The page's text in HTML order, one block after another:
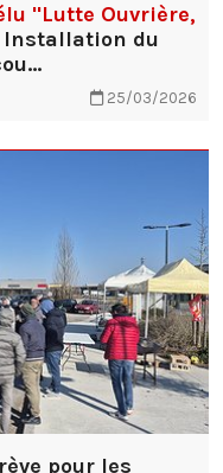
"Lutte Ouvrière,
Installation du
25/03/2026
pour les